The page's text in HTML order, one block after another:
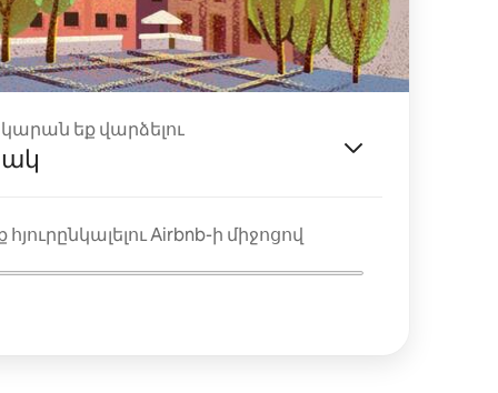
եք վարձելու
Airbnb-ի միջոցով